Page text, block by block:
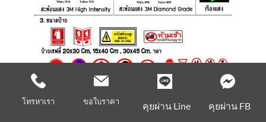
สังเกตจุดที่เกิดอุบัติเหตุ หรือ จุดที่สับสนในการใช้เส้นทาง
โทรหาเรา ขอใบราคา คุยผ่าน Line คุยผ่าน FB